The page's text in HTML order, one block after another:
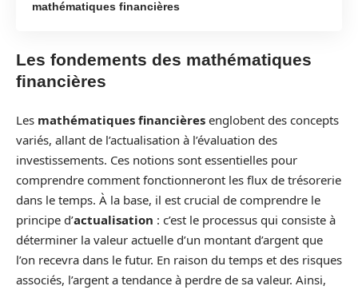
mathématiques financières
Les fondements des mathématiques
financières
Les mathématiques financières englobent des concepts
variés, allant de l’actualisation à l’évaluation des
investissements. Ces notions sont essentielles pour
comprendre comment fonctionneront les flux de trésorerie
dans le temps. À la base, il est crucial de comprendre le
principe d’actualisation : c’est le processus qui consiste à
déterminer la valeur actuelle d’un montant d’argent que
l’on recevra dans le futur. En raison du temps et des risques
associés, l’argent a tendance à perdre de sa valeur. Ainsi,